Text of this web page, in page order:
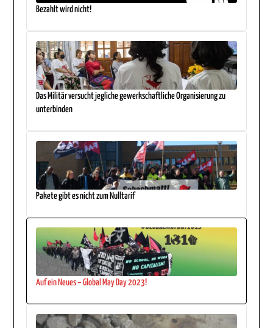
Bezahlt wird nicht!
Das Militär versucht jegliche gewerkschaftliche Organisierung zu
unterbinden
Pakete gibt es nicht zum Nulltarif
Auf ein Neues – Global May Day 2023!